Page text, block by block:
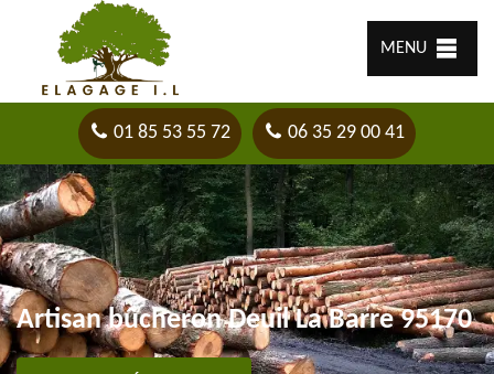
MENU
01 85 53 55 72 06 35 29 00 41
Artisan bûcheron Deuil La Barre 95170